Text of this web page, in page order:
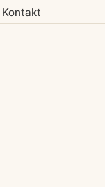
Kontakt